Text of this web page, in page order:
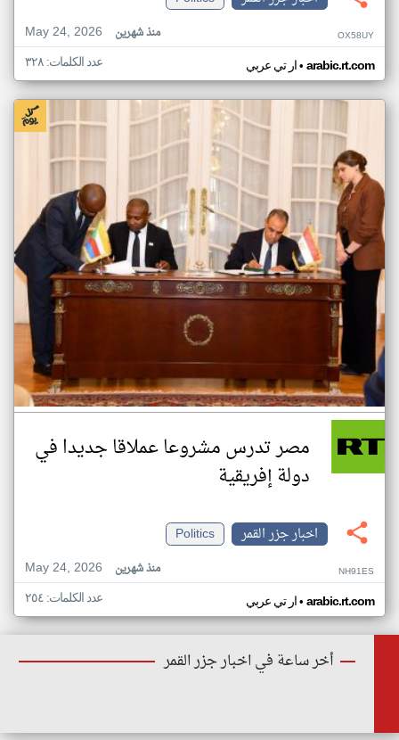
May 24, 2026
منذ شهرين OX58UY
ار تي عربي• arabic.rt.com عدد الكلمات: ٣٢٨
مصر تدرس مشروعا عملاقا جديدا في
دولة إفريقية
اخبار جزر القمر
Politics
May 24, 2026
منذ شهرين NH91ES
ار تي عربي• arabic.rt.com عدد الكلمات: ٢٥٤
أخر ساعة في اخبار جزر القمر